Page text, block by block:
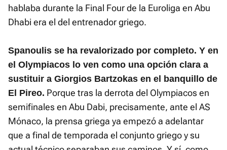
hablaba durante la Final Four de la Euroliga en Abu
Dhabi era el del entrenador griego.
Spanoulis se ha revalorizado por completo. Y en
el Olympiacos lo ven como una opción clara a
sustituir a Giorgios Bartzokas en el banquillo de
El Pireo. Porque tras la derrota del Olympiacos en
semifinales en Abu Dabi, precisamente, ante el AS
Mónaco, la prensa griega ya empezó a adelantar
que a final de temporada el conjunto griego y su